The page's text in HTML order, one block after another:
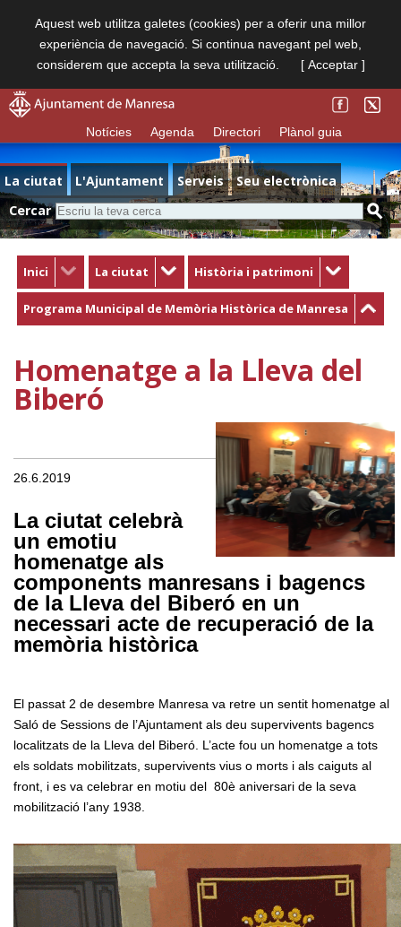
Aquest web utilitza galetes (cookies) per a oferir una millor
experiència de navegació. Si continua navegant pel web,
considerem que accepta la seva utilització.
[ Acceptar ]
Notícies Agenda Directori Plànol guia
La ciutat L'Ajuntament Serveis
Seu electrònica
Cercar
Inici La ciutat Història i patrimoni
Programa Municipal de Memòria Històrica de Manresa
Homenatge a la Lleva del
Biberó
26.6.2019
La ciutat celebrà
un emotiu
homenatge als
components manresans i bagencs
de la Lleva del Biberó en un
necessari acte de recuperació de la
memòria històrica
El passat 2 de desembre Manresa va retre un sentit homenatge al
Saló de Sessions de l’Ajuntament als deu supervivents bagencs
localitzats de la Lleva del Biberó. L’acte fou un homenatge a tots
els soldats mobilitzats, supervivents vius o morts i als caiguts al
front, i es va celebrar en motiu del 80è aniversari de la seva
mobilització l’any 1938.